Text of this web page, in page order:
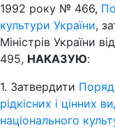
1992 року № 466,
культури України,
Міністрів України
495, НАКАЗУЮ:
1. Затвердити
рідкісних і цінних
національного